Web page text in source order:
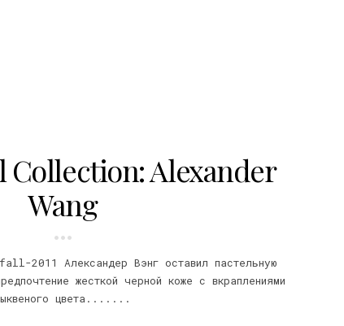
Collection: Alexander
Wang
2011 Александер Вэнг оставил пастельную
жесткой черной коже с вкраплениями
цвета.......